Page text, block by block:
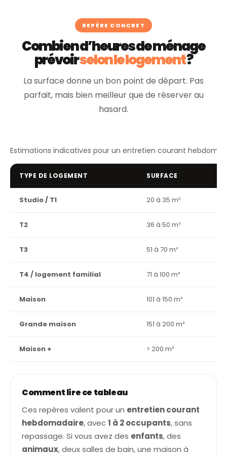
REPÈRE CONCRET
Combien d’heures de ménage
prévoirselon le logement?
La surface donne un bon point de départ. Pas
parfait, mais bien meilleur que de réserver au
hasard.
Estimations indicatives pour un entretien courant
TYPE DE LOGEMENT SURFACE
Studio / T1 20 à 35 m²
T2 36 à 50 m²
T3 51 à 70 m²
T4 / logement familial 71 à 100 m²
Maison 101 à 150 m²
Grande maison 151 à 200 m²
Maison + > 200 m²
Comment lire ce tableau
Ces repères valent pour un entretien courant
hebdomadaire, avec1 à 2 occupants, sans
repassage. Si vous avez des enfants, des
animaux, deux salles de bain, une maison à